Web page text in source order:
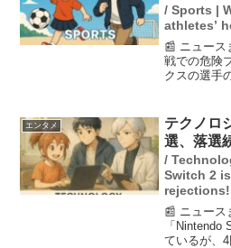
/ Sports |
athletes’
📰 ニュース
戦での危険
クスの選手
グを行い、
ことが、フ
エンタメ
テクノロ
選、落選
/
Switch 2
rejections!
📰 ニュース
「Nintendo
ているが、4